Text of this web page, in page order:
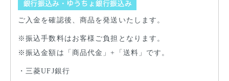
ご入金を確認後、商品を発送いたします。
振込手数料はお客様ご負担となります。
振込金額は「商品代金」+「送料」です。
三菱UFJ銀行